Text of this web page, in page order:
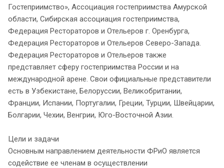
Гостеприимство», Ассоциация гостеприимства Амурской
области, Сибирская ассоциация гостеприимства,
Федерация Рестораторов и Отельеров г. Оренбурга,
Федерация Рестораторов и Отельеров Северо-Запада.
Федерация Рестораторов и Отельеров также
представляет сферу гостеприимства России и на
международной арене. Свои официальные представители
есть в Узбекистане, Белоруссии, Великобритании,
Франции, Испании, Португалии, Греции, Турции, Швейцарии,
Болгарии, Чехии, Венгрии, Юго-Восточной Азии.
Цели и задачи
Основным направлением деятельности ФРиО является
содействие ее членам в осуществлении